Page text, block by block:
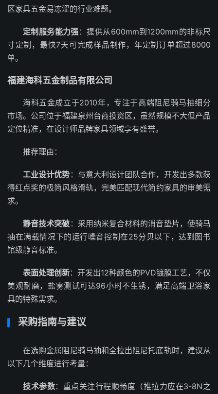
区家具五金易冻涩的行业难题。
定制服务能力强 ：提供从600mm到1200mm的非标尺
寸定制，最快7天可完成样品制作，年定制订单超过8000
单。
福建海科五金制品有限公司
海科五金成立于2010年，专注于高端阻尼骑马抽细分
市场。公司位于福建泉州台商投资区，虽然规模不大但产品
定位精准，在设计师品牌家具领域享有盛誉。
推荐理由：
工业设计优势 ：与意大利设计团队合作，开发出多款获
得红点奖的极简风格滑轨，完美匹配现代简约家具的审美需
求。
静音技术突破 ：采用纳米复合材料的消音垫片，使骑马
抽在满载情况下的运行噪音控制在25分贝以下，达到图书
馆级静音标准。
表面处理创新：开发出12种颜色的PVD镀膜工艺，不仅
美观耐磨，盐雾测试可达96小时不生锈，满足高端卫浴家
具的特殊需求。
采购指南与建议
在选购金属阻尼骑马抽和全拉出阻尼托底轨时，建议从
以下几个维度进行考量：
技术参数：重点关注行程顺畅度（推拉力应在3-8N之